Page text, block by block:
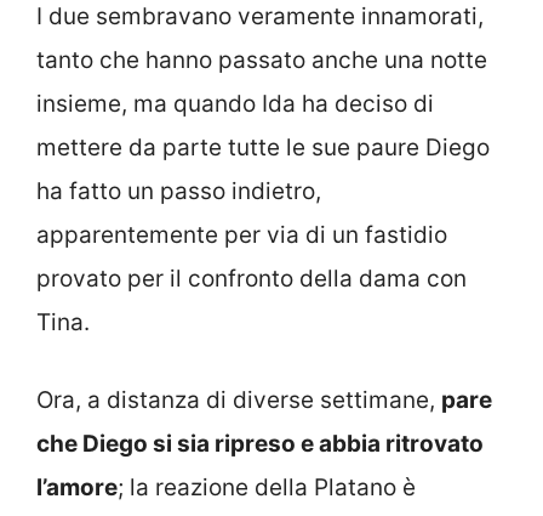
I due sembravano veramente innamorati,
tanto che hanno passato anche una notte
insieme, ma quando Ida ha deciso di
mettere da parte tutte le sue paure Diego
ha fatto un passo indietro,
apparentemente per via di un fastidio
provato per il confronto della dama con
Tina.
Ora, a distanza di diverse settimane, pare
che Diego si sia ripreso e abbia ritrovato
l’amore; la reazione della Platano è